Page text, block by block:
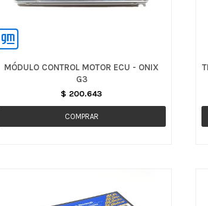
MÓDULO CONTROL MOTOR ECU - ONIX
G3
$ 200.643